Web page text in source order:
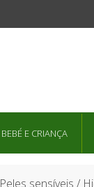
BEBÉ E CRIANÇA
Peles sensíveis /